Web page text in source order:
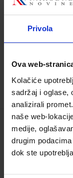
Privola
Ova web-
Kolačiće
sadržaj i oglase,
analizirali
naše web-
medije,
drugim
dok ste
za
području